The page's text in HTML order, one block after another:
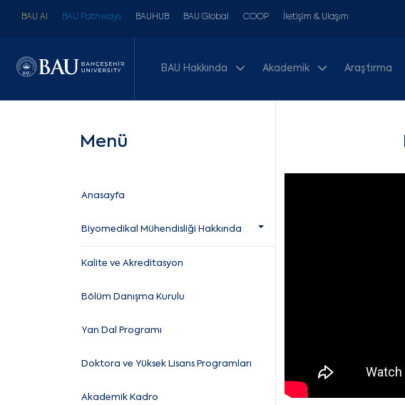
BAU AI BAU Pathways BAUHUB BAU Global COOP İletişim & Ulaşım
BAU Hakkında Akademik Araştırma
Menü
Anasayfa
Biyomedikal Mühendisliği Hakkında
Kalite ve Akreditasyon
Bölüm Danışma Kurulu
Yan Dal Programı
Doktora ve Yüksek Lisans Programları
Akademik Kadro